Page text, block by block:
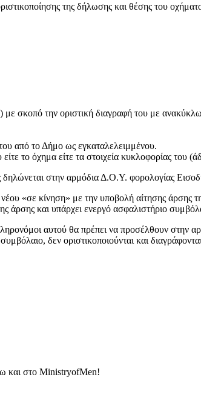
της δήλωσης και θέσης του
σκοπό την οριστική διαγραφή του με
από το Δήμο ως εγκαταλελειμμένου.
το όχημα είτε τα στοιχεία κυκλοφορίας του
δηλώνεται στην αρμόδια Δ.Ο.Υ. φορολογίας
«σε κίνηση» με την υποβολή αίτησης άρσης
άρσης και υπάρχει ενεργό ασφαλιστήριο
αυτού θα πρέπει να προσέλθουν στην
δεν οριστικοποιούνται και
και στο MinistryofMen!